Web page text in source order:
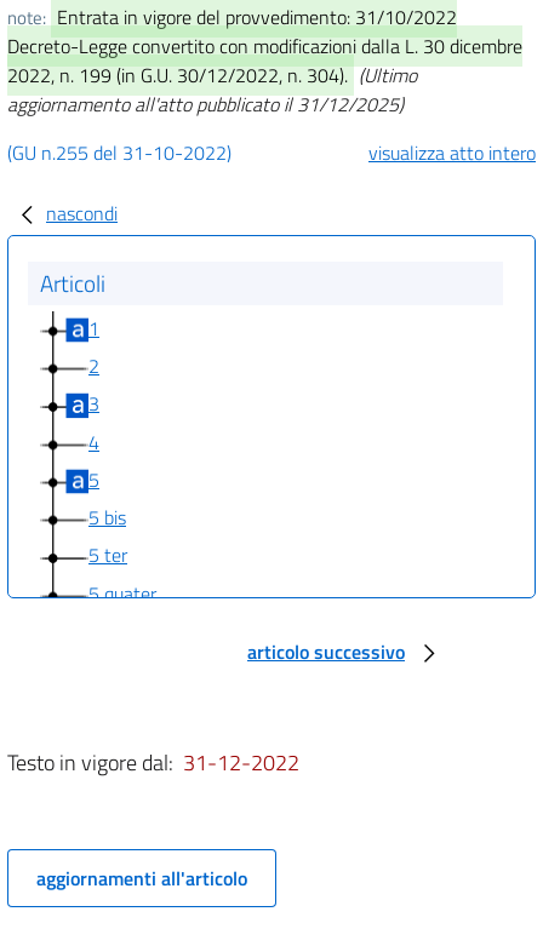
note: Entrata in vigore del provvedimento: 31/10/2022
Decreto-Legge convertito con modificazioni dalla L. 30 dicembre
2022, n. 199 (in G.U. 30/12/2022, n. 304). (Ultimo
aggiornamento all'atto pubblicato il 31/12/2025)
(GU n.255 del 31-10-2022)
visualizza atto intero
nascondi
Articoli
1
2
3
4
5
5 bis
5 ter
5 quater
5 novies
5 undecies
5 duodecies
articolo successivo
Testo in vigore dal: 31-12-2022
aggiornamenti all'articolo